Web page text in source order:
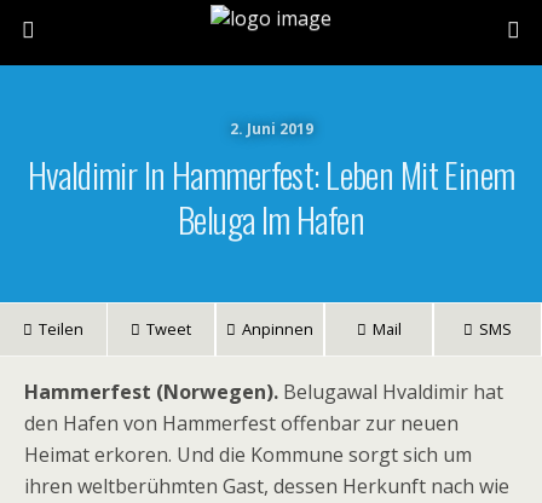
2. Juni 2019
Hvaldimir In Hammerfest: Leben Mit Einem
Beluga Im Hafen
Teilen Tweet Anpinnen Mail SMS
Hammerfest (Norwegen). Belugawal Hvaldimir hat
den Hafen von Hammerfest offenbar zur neuen
Heimat erkoren. Und die Kommune sorgt sich um
ihren weltberühmten Gast, dessen Herkunft nach wie